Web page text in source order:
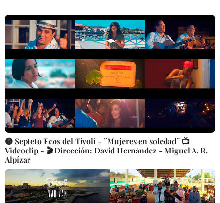
🟡 Septeto Ecos del Tivolí - ¨Mujeres en soledad¨ 📺
Videoclip - 🎬 Dirección: David Hernández - Miguel A. R.
Alpízar